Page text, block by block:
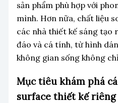
sản phẩm phù hợp với
mình. Hơn nữa, chất liệu
các nhà thiết kế sáng tạo
đáo và cá tính, từ hình
không gian sống không
Mục tiêu khám phá
surface thiết kế riêng